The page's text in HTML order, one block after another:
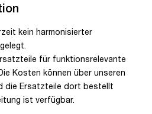
kein harmonisierter
für funktionsrelevante
Kosten können über unseren
die Ersatzteile dort bestellt
ist verfügbar.